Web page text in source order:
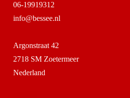
06-19919312
info@bessee.nl
Argonstraat 42
2718 SM Zoetermeer
Nederland